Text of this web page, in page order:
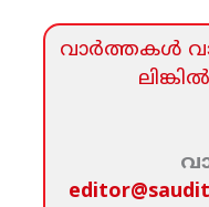
വാര്‍ത്തകള്‍